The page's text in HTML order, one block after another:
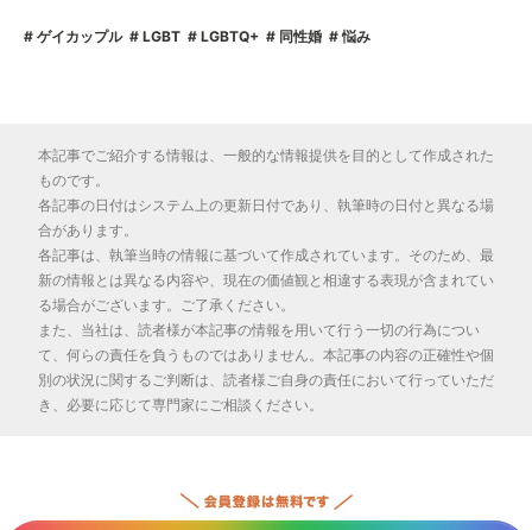
ゲイカップル LGBT LGBTQ+ 同性婚 悩み
本記事でご紹介する情報は、一般的な情報提供を目的として作成された
ものです。
各記事の日付はシステム上の更新日付であり、執筆時の日付と異なる場
合があります。
各記事は、執筆当時の情報に基づいて作成されています。そのため、最
新の情報とは異なる内容や、現在の価値観と相違する表現が含まれてい
る場合がございます。ご了承ください。
また、当社は、読者様が本記事の情報を用いて行う一切の行為につい
て、何らの責任を負うものではありません。本記事の内容の正確性や個
別の状況に関するご判断は、読者様ご自身の責任において行っていただ
き、必要に応じて専門家にご相談ください。